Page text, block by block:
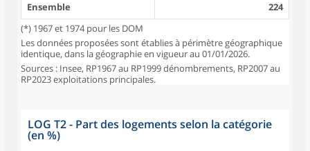
Ensemble
224
(*) 1967 et 1974 pour les DOM
Les données proposées sont établies à périmètre géographique
identique, dans la géographie en vigueur au 01/01/2026.
Sources : Insee, RP1967 au RP1999 dénombrements, RP2007 au
RP2023 exploitations principales.
LOG T2 - Part des logements selon la catégorie
(en %)